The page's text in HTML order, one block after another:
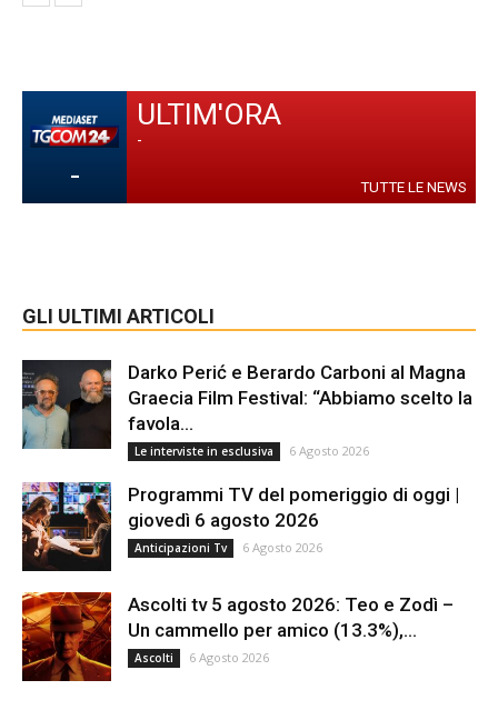
-
ULTIM'ORA
-
TUTTE LE NEWS
GLI ULTIMI ARTICOLI
Darko Perić e Berardo Carboni al Magna
Graecia Film Festival: “Abbiamo scelto la
favola...
Le interviste in esclusiva 6 Agosto 2026
Programmi TV del pomeriggio di oggi |
giovedì 6 agosto 2026
Anticipazioni Tv 6 Agosto 2026
Ascolti tv 5 agosto 2026: Teo e Zodì –
Un cammello per amico (13.3%),...
Ascolti 6 Agosto 2026